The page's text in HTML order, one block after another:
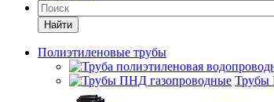
Найти
Полиэтиленовые трубы
Трубы